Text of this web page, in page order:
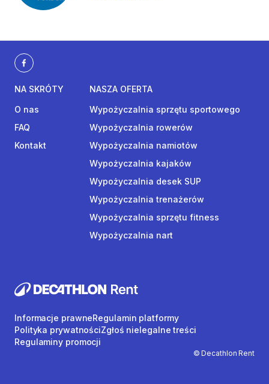
NA SKRÓTY
O nas
FAQ
Kontakt
NASZA OFERTA
Wypożyczalnia sprzętu sportowego
Wypożyczalnia rowerów
Wypożyczalnia namiotów
Wypożyczalnia kajaków
Wypożyczalnia desek SUP
Wypożyczalnia trenażerów
Wypożyczalnia sprzętu fitness
Wypożyczalnia nart
© Decathlon Rent
Informacje prawneRegulamin platformy
Polityka prywatnościZgłoś nielegalne treści
Regulaminy promocji